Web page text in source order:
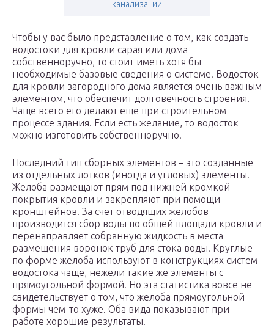
канализации
Чтобы у вас было представление о том, как создать
водостоки для кровли сарая или дома
собственноручно, то стоит иметь хотя бы
необходимые базовые сведения о системе. Водосток
для кровли загородного дома является очень важным
элементом, что обеспечит долговечность строения.
Чаще всего его делают еще при строительном
процессе здания. Если есть желание, то водосток
можно изготовить собственноручно.
Последний тип сборных элементов – это созданные
из отдельных лотков (иногда и угловых) элементы.
Желоба размещают прям под нижней кромкой
покрытия кровли и закрепляют при помощи
кронштейнов. За счет отводящих желобов
производится сбор воды по общей площади кровли и
перенаправляет собранную жидкость в места
размещения воронок труб для стока воды. Круглые
по форме желоба используют в конструкциях систем
водостока чаще, нежели такие же элементы с
прямоугольной формой. Но эта статистика вовсе не
свидетельствует о том, что желоба прямоугольной
формы чем-то хуже. Оба вида показывают при
работе хорошие результаты.